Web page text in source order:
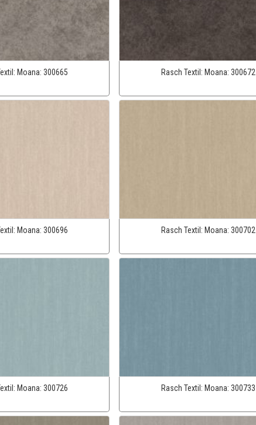
Moana: 300665 Rasch Textil:Moana:300672
Moana: 300696 Rasch Textil: Moana:300702
Moana: 300726 Rasch Textil: Moana:300733